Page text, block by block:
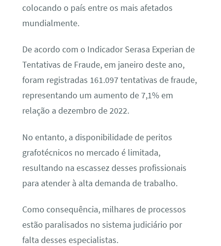
colocando o país entre os mais afetados
mundialmente.
De acordo com o Indicador Serasa Experian de
Tentativas de Fraude, em janeiro deste ano,
foram registradas 161.097 tentativas de fraude,
representando um aumento de 7,1% em
relação a dezembro de 2022.
No entanto, a disponibilidade de peritos
grafotécnicos no mercado é limitada,
resultando na escassez desses profissionais
para atender à alta demanda de trabalho.
Como consequência, milhares de processos
estão paralisados no sistema judiciário por
falta desses especialistas.